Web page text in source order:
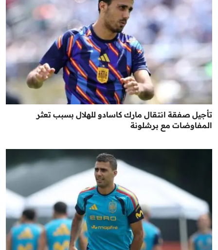
تأجيل صفقة انتقال مارك كاسادو للهلال بسبب تعثر
المفاوضات مع برشلونة